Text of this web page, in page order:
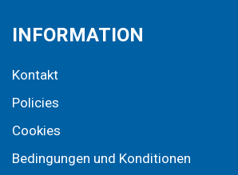
INFORMATION
Kontakt
Policies
Cookies
Bedingungen und Konditionen